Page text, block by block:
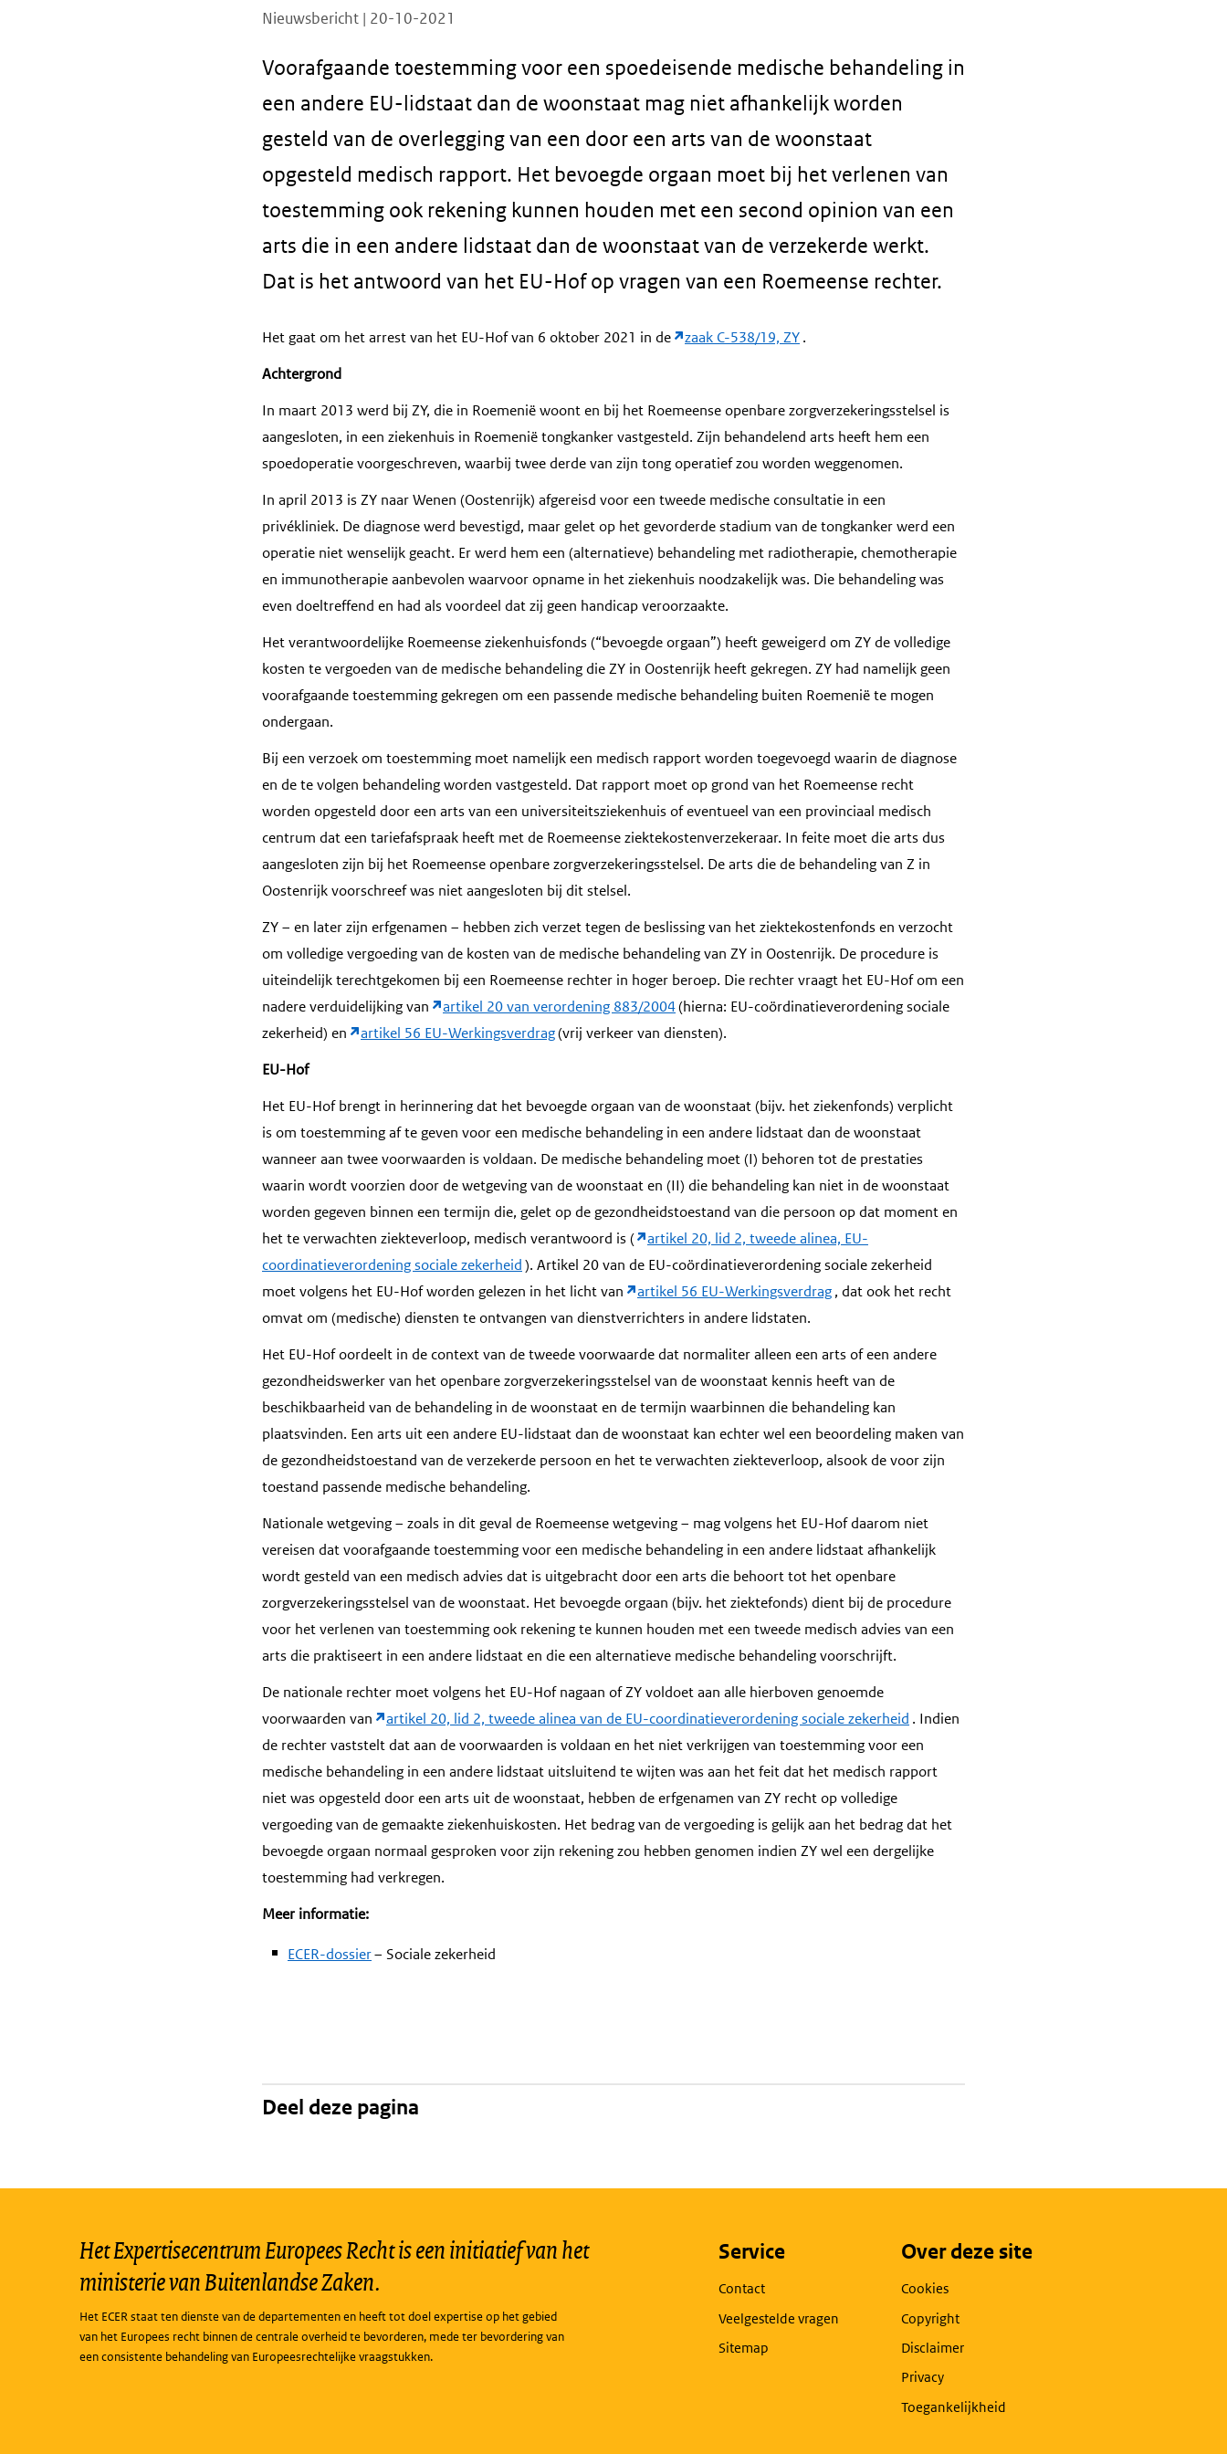
Nieuwsbericht | 20-10-2021
Voorafgaande toestemming voor een spoedeisende medische behandeling in
een andere EU-lidstaat dan de woonstaat mag niet afhankelijk worden
gesteld van de overlegging van een door een arts van de woonstaat
opgesteld medisch rapport. Het bevoegde orgaan moet bij het verlenen van
toestemming ook rekening kunnen houden met een second opinion van een
arts die in een andere lidstaat dan de woonstaat van de verzekerde werkt.
Dat is het antwoord van het EU-Hof op vragen van een Roemeense rechter.
Het gaat om het arrest van het EU-Hof van 6 oktober 2021 in de zaak C-538/19, ZY.
Achtergrond
In maart 2013 werd bij ZY, die in Roemenië woont en bij het Roemeense openbare zorgverzekeringsstelsel is
aangesloten, in een ziekenhuis in Roemenië tongkanker vastgesteld. Zijn behandelend arts heeft hem een
spoedoperatie voorgeschreven, waarbij twee derde van zijn tong operatief zou worden weggenomen.
In april 2013 is ZY naar Wenen (Oostenrijk) afgereisd voor een tweede medische consultatie in een
privékliniek. De diagnose werd bevestigd, maar gelet op het gevorderde stadium van de tongkanker werd een
operatie niet wenselijk geacht. Er werd hem een (alternatieve) behandeling met radiotherapie, chemotherapie
en immunotherapie aanbevolen waarvoor opname in het ziekenhuis noodzakelijk was. Die behandeling was
even doeltreffend en had als voordeel dat zij geen handicap veroorzaakte.
Het verantwoordelijke Roemeense ziekenhuisfonds (“bevoegde orgaan”) heeft geweigerd om ZY de volledige
kosten te vergoeden van de medische behandeling die ZY in Oostenrijk heeft gekregen. ZY had namelijk geen
voorafgaande toestemming gekregen om een passende medische behandeling buiten Roemenië te mogen
ondergaan.
Bij een verzoek om toestemming moet namelijk een medisch rapport worden toegevoegd waarin de diagnose
en de te volgen behandeling worden vastgesteld. Dat rapport moet op grond van het Roemeense recht
worden opgesteld door een arts van een universiteitsziekenhuis of eventueel van een provinciaal medisch
centrum dat een tariefafspraak heeft met de Roemeense ziektekostenverzekeraar. In feite moet die arts dus
aangesloten zijn bij het Roemeense openbare zorgverzekeringsstelsel. De arts die de behandeling van Z in
Oostenrijk voorschreef was niet aangesloten bij dit stelsel.
ZY – en later zijn erfgenamen – hebben zich verzet tegen de beslissing van het ziektekostenfonds en verzocht
om volledige vergoeding van de kosten van de medische behandeling van ZY in Oostenrijk. De procedure is
uiteindelijk terechtgekomen bij een Roemeense rechter in hoger beroep. Die rechter vraagt het EU-Hof om een
nadere verduidelijking van
artikel 20 van verordening 883/2004(hierna: EU-coördinatieverordening sociale
zekerheid) en
artikel 56 EU-Werkingsverdrag(vrij verkeer van diensten).
EU-Hof
Het EU-Hof brengt in herinnering dat het bevoegde orgaan van de woonstaat (bijv. het ziekenfonds) verplicht
is om toestemming af te geven voor een medische behandeling in een andere lidstaat dan de woonstaat
wanneer aan twee voorwaarden is voldaan. De medische behandeling moet (I) behoren tot de prestaties
waarin wordt voorzien door de wetgeving van de woonstaat en (II) die behandeling kan niet in de woonstaat
worden gegeven binnen een termijn die, gelet op de gezondheidstoestand van die persoon op dat moment en
het te verwachten ziekteverloop, medisch verantwoord is (
artikel 20, lid 2, tweede alinea, EU-
coordinatieverordening sociale zekerheid). Artikel 20 van de EU-coördinatieverordening sociale zekerheid
moet volgens het EU-Hof worden gelezen in het licht van
artikel 56 EU-Werkingsverdrag, dat ook het recht
omvat om (medische) diensten te ontvangen van dienstverrichters in andere lidstaten.
Het EU-Hof oordeelt in de context van de tweede voorwaarde dat normaliter alleen een arts of een andere
gezondheidswerker van het openbare zorgverzekeringsstelsel van de woonstaat kennis heeft van de
beschikbaarheid van de behandeling in de woonstaat en de termijn waarbinnen die behandeling kan
plaatsvinden. Een arts uit een andere EU-lidstaat dan de woonstaat kan echter wel een beoordeling maken van
de gezondheidstoestand van de verzekerde persoon en het te verwachten ziekteverloop, alsook de voor zijn
toestand passende medische behandeling.
Nationale wetgeving – zoals in dit geval de Roemeense wetgeving – mag volgens het EU-Hof daarom niet
vereisen dat voorafgaande toestemming voor een medische behandeling in een andere lidstaat afhankelijk
wordt gesteld van een medisch advies dat is uitgebracht door een arts die behoort tot het openbare
zorgverzekeringsstelsel van de woonstaat. Het bevoegde orgaan (bijv. het ziektefonds) dient bij de procedure
voor het verlenen van toestemming ook rekening te kunnen houden met een tweede medisch advies van een
arts die praktiseert in een andere lidstaat en die een alternatieve medische behandeling voorschrijft.
De nationale rechter moet volgens het EU-Hof nagaan of ZY voldoet aan alle hierboven genoemde
voorwaarden van
artikel 20, lid 2, tweede alinea van de EU-coordinatieverordening sociale zekerheid . Indien
de rechter vaststelt dat aan de voorwaarden is voldaan en het niet verkrijgen van toestemming voor een
medische behandeling in een andere lidstaat uitsluitend te wijten was aan het feit dat het medisch rapport
niet was opgesteld door een arts uit de woonstaat, hebben de erfgenamen van ZY recht op volledige
vergoeding van de gemaakte ziekenhuiskosten. Het bedrag van de vergoeding is gelijk aan het bedrag dat het
bevoegde orgaan normaal gesproken voor zijn rekening zou hebben genomen indien ZY wel een dergelijke
toestemming had verkregen.
Meer informatie:
ECER-dossier– Sociale zekerheid
Deel deze pagina
Het Expertisecentrum Europees Recht is een initiatief van het
ministerie van Buitenlandse Zaken.
Het ECER staat ten dienste van de departementen en heeft tot doel expertise op het gebied
van het Europees recht binnen de centrale overheid te bevorderen, mede ter bevordering van
een consistente behandeling van Europeesrechtelijke vraagstukken.
Service
Contact
Veelgestelde vragen
Sitemap
Over deze site
Cookies
Copyright
Disclaimer
Privacy
Toegankelijkheid